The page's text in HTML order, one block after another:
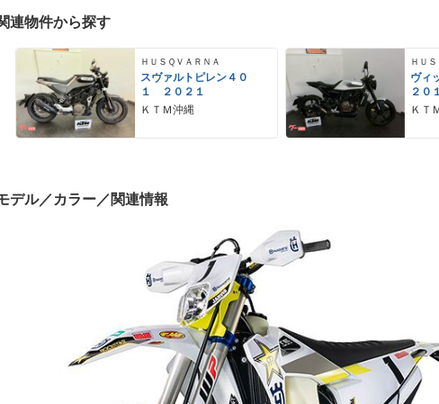
連物件から探す
ＨＵＳＱＶＡＲＮＡ
スヴァルトピレン４０
１ ２０２１
ＫＴＭ沖縄
ＨＵ
ヴィ
２０
ＫＴ
デル／カラー／関連情報